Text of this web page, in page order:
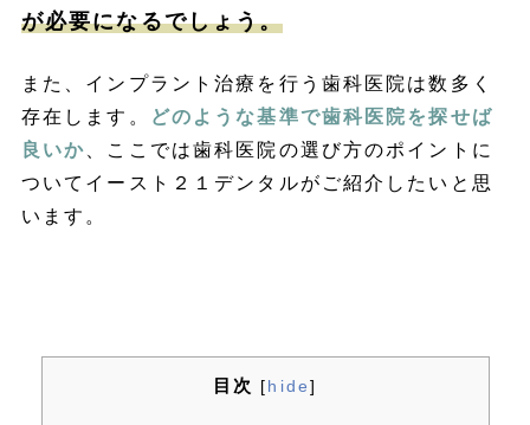
が必要になるでしょう。
また、インプラント治療を行う歯科医院は数多く
存在します。
どのような基準で歯科医院を探せば
良いか 、ここでは歯科医院の選び方のポイントに
ついてイースト２１デンタルがご紹介したいと思
います。
目次 [ hide ]